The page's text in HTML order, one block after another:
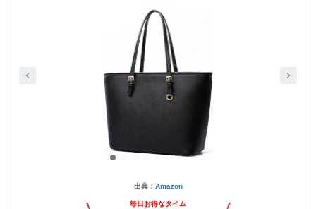
出典： Amazon
毎日お得なタイム